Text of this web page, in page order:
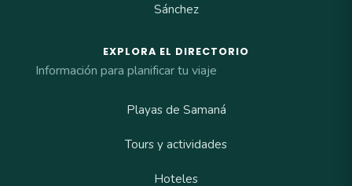
Sánchez
EXPLORA EL DIRECTORIO
Información para planificar tu viaje
Playas de Samaná
Tours y actividades
Hoteles